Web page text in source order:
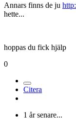
Annars finns de ju
hette...
hoppas du fick hjälp
0
Citera
1 år senare...